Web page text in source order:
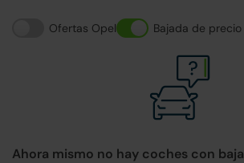
Ofertas Opel Bajada de precio
Ahora mismo no hay coches con